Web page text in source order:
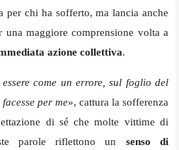
per chi ha sofferto, ma lancia anche
maggiore comprensione volta a
azione collettiva.
come un errore, sul foglio del
per me», cattura la sofferenza
di sé che molte vittime di
parole riflettono un senso di